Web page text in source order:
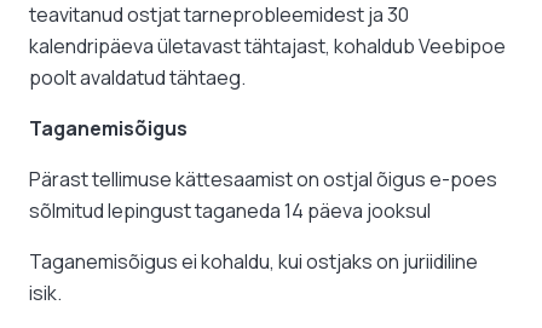
teavitanud ostjat tarneprobleemidest ja 30
kalendripäeva ületavast tähtajast, kohaldub Veebipoe
poolt avaldatud tähtaeg.
Taganemisõigus
Pärast tellimuse kättesaamist on ostjal õigus e-poes
sõlmitud lepingust taganeda 14 päeva jooksul
Taganemisõigus ei kohaldu, kui ostjaks on juriidiline
isik.